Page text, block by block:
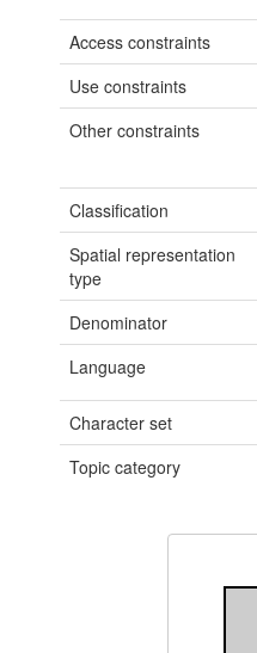
Access constraints
Use constraints
Other constraints
Classification
Spatial representation
type
Denominator
Language
Character set
Topic category